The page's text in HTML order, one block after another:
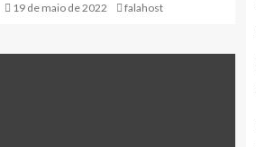
19 de maio de 2022 falahost